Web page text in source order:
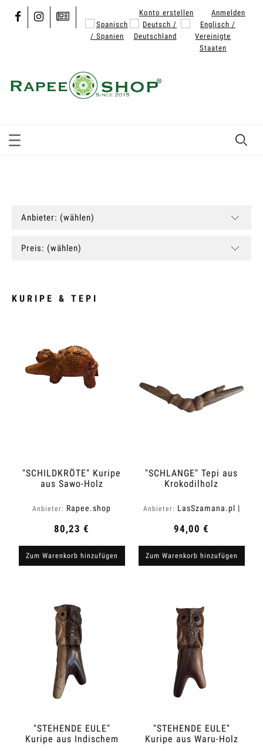
Konto erstellen Anmelden
Anbieter: (wählen)
Preis: (wählen)
KURIPE & TEPI
"SCHILDKRÖTE" Kuripe
aus Sawo-Holz
Anbieter: Rapee.shop
80,23 €
Zum Warenkorb hinzufügen
"SCHLANGE" Tepi aus
Krokodilholz
Anbieter: LasSzamana.pl |
94,00 €
Zum Warenkorb hinzufügen
"STEHENDE EULE"
Kuripe aus Indischem
"STEHENDE EULE"
Kuripe aus Waru-Holz